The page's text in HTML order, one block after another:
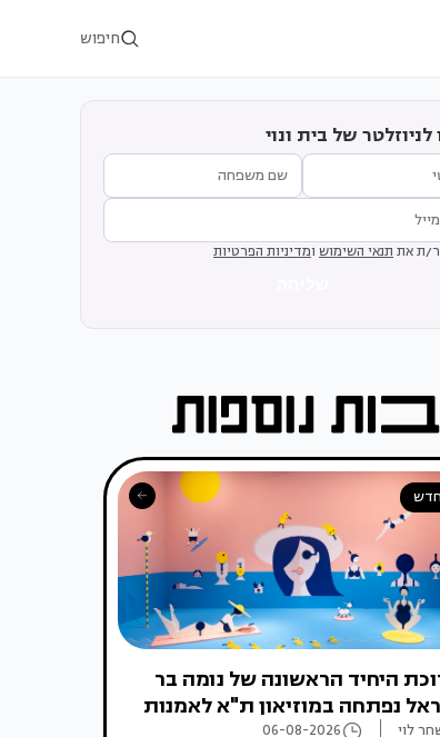
חיפוש
של בית ונוי
ת את תנאי השימוש ומדיניות הפרטיות
היחיד הראשונה של נומה בר
נפתחה במוזיאון ת"א לאמנות
לוי 06-08-2026